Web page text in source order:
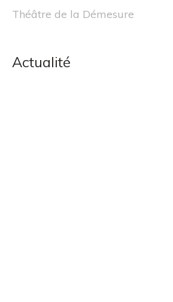
Théâtre de la Démesure
Actualité